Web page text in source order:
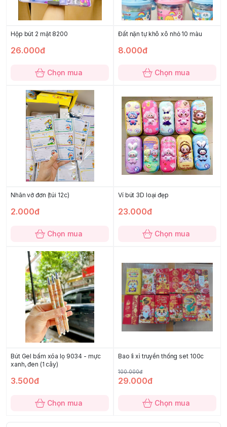
Hộp bút 2 mặt 8200
26.000đ
Chọn mua
Đất nặn tự khô xô nhỏ 10 màu
8.000đ
Chọn mua
Nhãn vở đơn (túi 12c)
2.000đ
Chọn mua
Ví bút 3D loại đẹp
23.000đ
Chọn mua
Bút Gel bấm xóa lọ 9034 - mực
xanh, đen (1 cây)
3.500đ
Chọn mua
Bao lì xì truyền thống set 100c
100.000đ
29.000đ
Chọn mua